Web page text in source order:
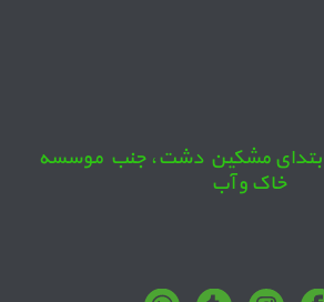
ابتدای مشکین دشت، جنب موسسه
خاک و آب